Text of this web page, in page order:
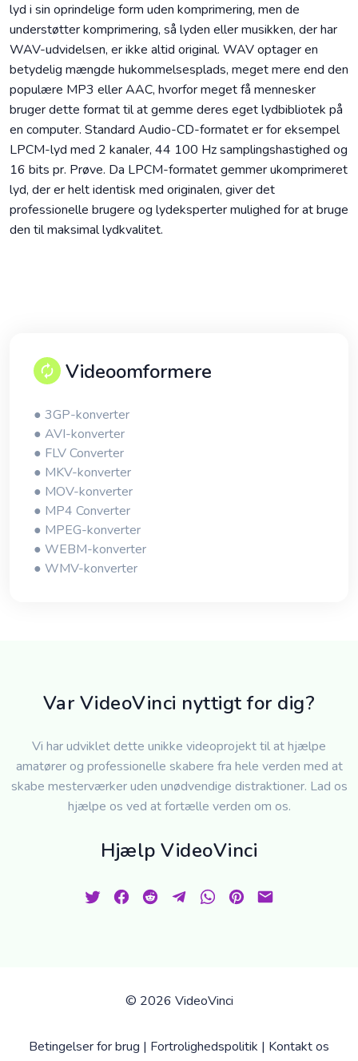
lyd i sin oprindelige form uden komprimering, men de
understøtter komprimering, så lyden eller musikken, der har
WAV-udvidelsen, er ikke altid original. WAV optager en
betydelig mængde hukommelsesplads, meget mere end den
populære MP3 eller AAC, hvorfor meget få mennesker
bruger dette format til at gemme deres eget lydbibliotek på
en computer. Standard Audio-CD-formatet er for eksempel
LPCM-lyd med 2 kanaler, 44 100 Hz samplingshastighed og
16 bits pr. Prøve. Da LPCM-formatet gemmer ukomprimeret
lyd, der er helt identisk med originalen, giver det
professionelle brugere og lydeksperter mulighed for at bruge
den til maksimal lydkvalitet.
Videoomformere
● 3GP-konverter
● AVI-konverter
● FLV Converter
● MKV-konverter
● MOV-konverter
● MP4 Converter
● MPEG-konverter
● WEBM-konverter
● WMV-konverter
Var VideoVinci nyttigt for dig?
Vi har udviklet dette unikke videoprojekt til at hjælpe
amatører og professionelle skabere fra hele verden med at
skabe mesterværker uden unødvendige distraktioner. Lad os
hjælpe os ved at fortælle verden om os.
Hjælp VideoVinci
© 2026 VideoVinci
Betingelser for brug | Fortrolighedspolitik | Kontakt os